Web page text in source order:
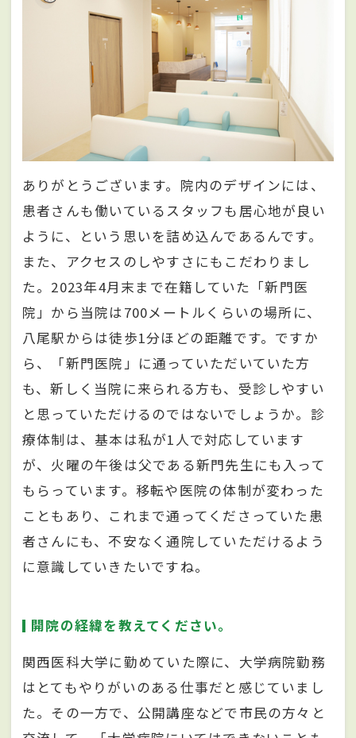
ありがとうございます。院内のデザインには、
患者さんも働いているスタッフも居心地が良い
ように、という思いを詰め込んであるんです。
また、アクセスのしやすさにもこだわりまし
た。2023年4月末まで在籍していた「新門医
院」から当院は700メートルくらいの場所に、
八尾駅からは徒歩1分ほどの距離です。ですか
ら、「新門医院」に通っていただいていた方
も、新しく当院に来られる方も、受診しやすい
と思っていただけるのではないでしょうか。診
療体制は、基本は私が1人で対応しています
が、火曜の午後は父である新門先生にも入って
もらっています。移転や医院の体制が変わった
こともあり、これまで通ってくださっていた患
者さんにも、不安なく通院していただけるよう
に意識していきたいですね。
開院の経緯を教えてください。
関西医科大学に勤めていた際に、大学病院勤務
はとてもやりがいのある仕事だと感じていまし
た。その一方で、公開講座などで市民の方々と